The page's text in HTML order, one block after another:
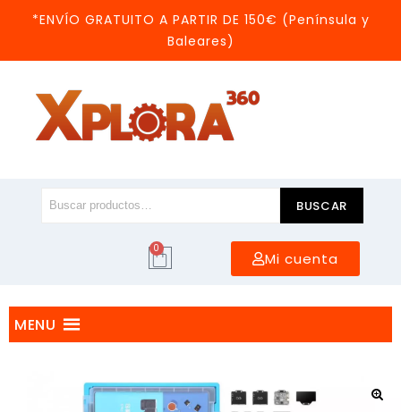
*ENVÍO GRATUITO A PARTIR DE 150€ (Península y
Baleares)
BUSCAR
0
Mi cuenta
MENU